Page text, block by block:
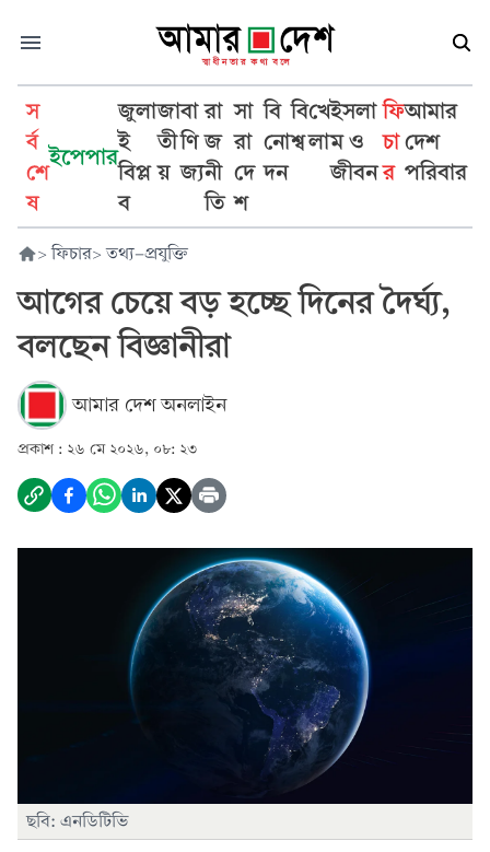
স
র্ব
শে
ষ
ইপেপার
জুলা
ই
বিপ্ল
ব
জা
তী
য়
বা
ণি
জ্য
রা
জ
নী
তি
সা
রা
দে
শ
বি
নো
দন
বি
শ্ব
খে
লা
ইসলা
ম ও
জীবন
ফি
চা
র
আমার
দেশ
পরিবার
> ফিচার> তথ্য-প্রযুক্তি
আগের চেয়ে বড় হচ্ছে দিনের দৈর্ঘ্য,
বলছেন বিজ্ঞানীরা
আমার দেশ অনলাইন
প্রকাশ : ২৬ মে ২০২৬, ০৮: ২৩
ছবি: এনডিটিভি